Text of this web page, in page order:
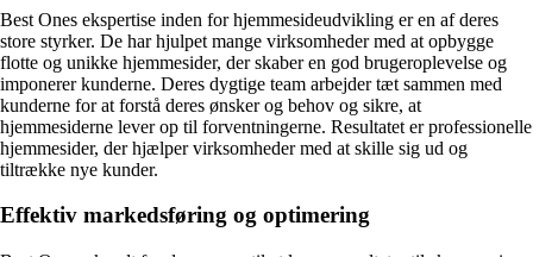
Best Ones ekspertise inden for hjemmesideudvikling er en af deres
store styrker. De har hjulpet mange virksomheder med at opbygge
flotte og unikke hjemmesider, der skaber en god brugeroplevelse og
imponerer kunderne. Deres dygtige team arbejder tæt sammen med
kunderne for at forstå deres ønsker og behov og sikre, at
hjemmesiderne lever op til forventningerne. Resultatet er professionelle
hjemmesider, der hjælper virksomheder med at skille sig ud og
tiltrække nye kunder.
Effektiv markedsføring og optimering